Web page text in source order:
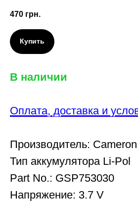
470 грн.
Купить
В наличии
Оплата, доставка и
Производитель:
Тип аккумулятора Li-Pol
Part No.: GSP753030
Напряжение: 3.7 V